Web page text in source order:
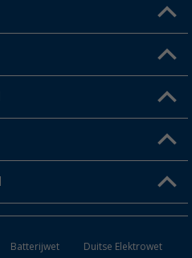
Batterijwet Duitse Elektrowet